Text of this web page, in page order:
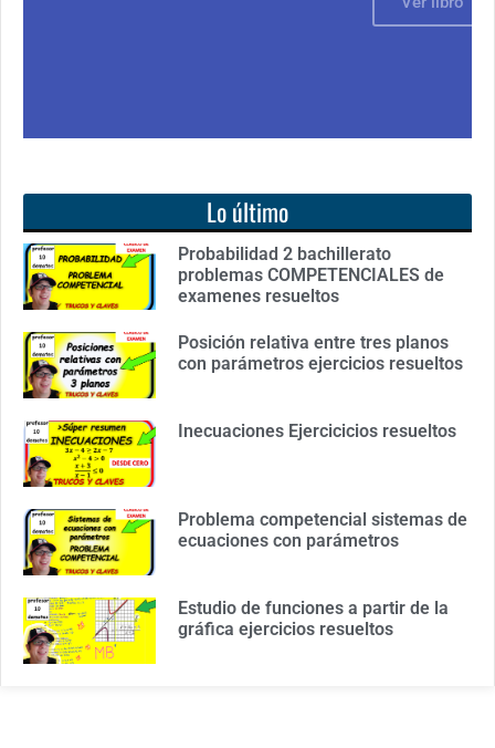
Lo último
Probabilidad 2 bachillerato
problemas COMPETENCIALES de
examenes resueltos
Posición relativa entre tres planos
con parámetros ejercicios resueltos
Inecuaciones Ejercicicios resueltos
Problema competencial sistemas de
ecuaciones con parámetros
Estudio de funciones a partir de la
gráfica ejercicios resueltos